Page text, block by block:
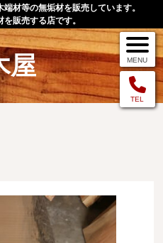
材等の無垢材を販売しています。
販売する店です。
屋
TEL
MENU
具